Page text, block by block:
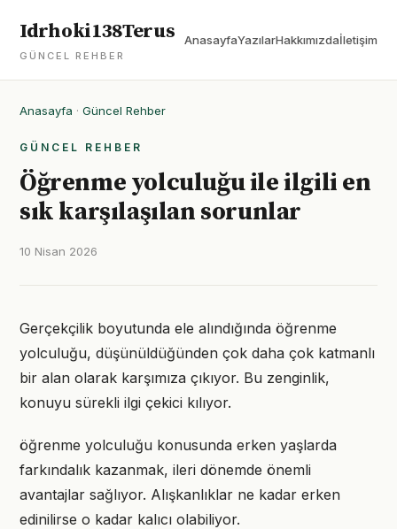
Idrhoki138Terus
GÜNCEL REHBER
AnasayfaYazılarHakkımızdaİletişim
Anasayfa · Güncel Rehber
GÜNCEL REHBER
Öğrenme yolculuğu ile ilgili en
sık karşılaşılan sorunlar
10 Nisan 2026
Gerçekçilik boyutunda ele alındığında öğrenme
yolculuğu, düşünüldüğünden çok daha çok katmanlı
bir alan olarak karşımıza çıkıyor. Bu zenginlik,
konuyu sürekli ilgi çekici kılıyor.
öğrenme yolculuğu konusunda erken yaşlarda
farkındalık kazanmak, ileri dönemde önemli
avantajlar sağlıyor. Alışkanlıklar ne kadar erken
edinilirse o kadar kalıcı olabiliyor.